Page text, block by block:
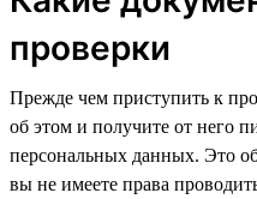
проверки
Прежде чем приступить к
об этом и получите от него
персональных данных. Это
вы не имеете права